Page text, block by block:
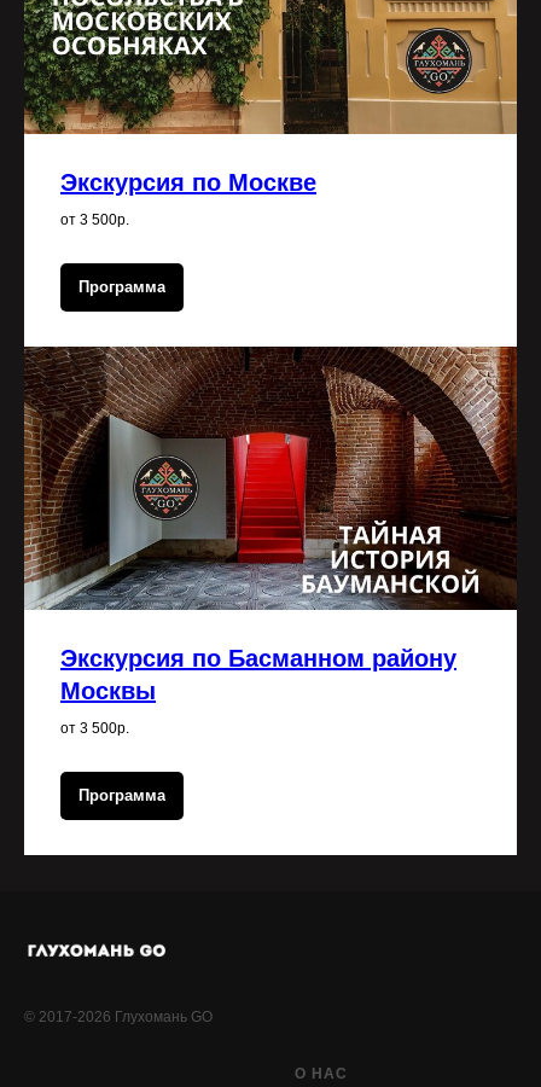
Экскурсия по Москве
от 3 500р.
Программа
Экскурсия по Басманном району
Москвы
от 3 500р.
Программа
© 2017-2026 Глухомань GO
О НАС